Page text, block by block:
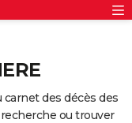
des décès des
ou trouver